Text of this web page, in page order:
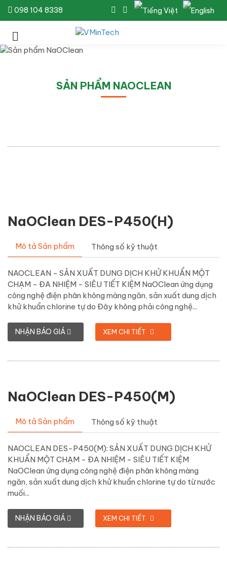
098 104 8338
SẢN PHẨM NAOCLEAN
NaOClean DES-P450(H)
Mô tả Sản phẩm Thông số kỹ thuật
NAOCLEAN - SẢN XUẤT DUNG DỊCH KHỬ KHUẨN MỘT
CHẠM - ĐA NHIỆM - SIÊU TIẾT KIỆM NaOClean ứng dụng
công nghệ điện phân không màng ngăn, sản xuất dung dịch
khử khuẩn chlorine tự do Đây không phải công nghệ...
NHẬN BÁO GIÁ XEM CHI TIẾT
NaOClean DES-P450(M)
Mô tả Sản phẩm Thông số kỹ thuật
NAOCLEAN DES-P450(M): SẢN XUẤT DUNG DỊCH KHỬ
KHUẨN MỘT CHẠM - ĐA NHIỆM - SIÊU TIẾT KIỆM
NaOClean ứng dụng công nghệ điện phân không màng
ngăn, sản xuất dung dịch khử khuẩn chlorine tự do từ nước
muối...
NHẬN BÁO GIÁ XEM CHI TIẾT